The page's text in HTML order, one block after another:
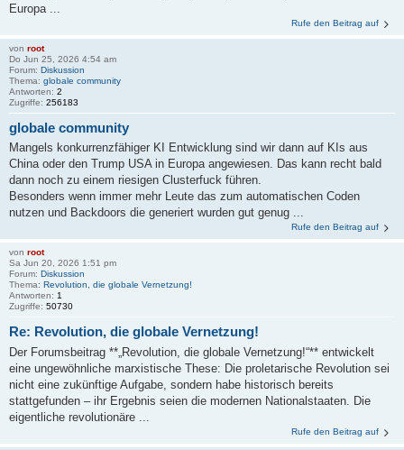
Europa ...
Rufe den Beitrag auf
von root
Do Jun 25, 2026 4:54 am
Forum: Diskussion
Thema: globale community
Antworten: 2
Zugriffe: 256183
globale community
Mangels konkurrenzfähiger KI Entwicklung sind wir dann auf KIs aus
China oder den Trump USA in Europa angewiesen. Das kann recht bald
dann noch zu einem riesigen Clusterfuck führen.
Besonders wenn immer mehr Leute das zum automatischen Coden
nutzen und Backdoors die generiert wurden gut genug ...
Rufe den Beitrag auf
von root
Sa Jun 20, 2026 1:51 pm
Forum: Diskussion
Thema: Revolution, die globale Vernetzung!
Antworten: 1
Zugriffe: 50730
Re: Revolution, die globale Vernetzung!
Der Forumsbeitrag **„Revolution, die globale Vernetzung!“** entwickelt
eine ungewöhnliche marxistische These: Die proletarische Revolution sei
nicht eine zukünftige Aufgabe, sondern habe historisch bereits
stattgefunden – ihr Ergebnis seien die modernen Nationalstaaten. Die
eigentliche revolutionäre ...
Rufe den Beitrag auf